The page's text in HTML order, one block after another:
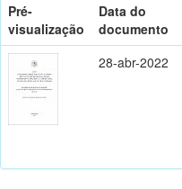
Pré-
visualização
Data do
documento
28-abr-2022